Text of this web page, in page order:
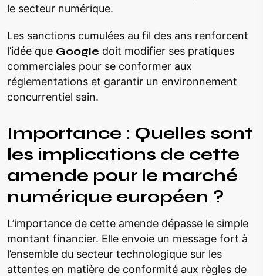
le secteur numérique.
Les sanctions cumulées au fil des ans renforcent
l’idée que Google doit modifier ses pratiques
commerciales pour se conformer aux
réglementations et garantir un environnement
concurrentiel sain.
Importance : Quelles sont
les implications de cette
amende pour le marché
numérique européen ?
L’importance de cette amende dépasse le simple
montant financier. Elle envoie un message fort à
l’ensemble du secteur technologique sur les
attentes en matière de conformité aux règles de